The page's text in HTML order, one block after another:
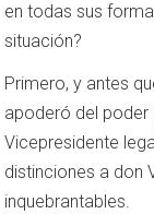
en todas sus
situación?
Primero, y antes
apoderó del poder
Vicepresidente
distinciones a don
inquebrantables.